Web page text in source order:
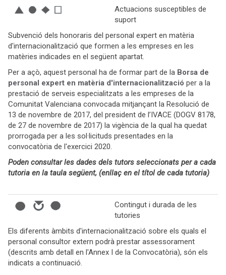
Actuacions susceptibles de
suport
Subvenció dels honoraris del personal expert en matèria
d'internacionalització que formen a les empreses en les
matèries indicades en el següent apartat.
Per a açò, aquest personal ha de formar part de la Borsa de
personal expert en matèria d'internacionalització per a la
prestació de serveis especialitzats a les empreses de la
Comunitat Valenciana convocada mitjançant la Resolució de
13 de novembre de 2017, del president de l’IVACE (DOGV 8178,
de 27 de novembre de 2017) la vigència de la qual ha quedat
prorrogada per a les sol·licituds presentades en la
convocatòria de l'exercici 2020.
Poden consultar les dades dels tutors seleccionats per a cada
tutoria en la taula següent, (enllaç en el títol de cada tutoria)
Contingut i durada de les
tutories
Els diferents àmbits d'internacionalització sobre els quals el
personal consultor extern podrà prestar assessorament
(descrits amb detall en l'Annex I de la Convocatòria), són els
indicats a continuació.